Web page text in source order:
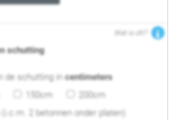
Wat is dit?
schutting
de schutting incentimeters
150cm
200cm
(i.c.m. 2 betonnen onder platen)